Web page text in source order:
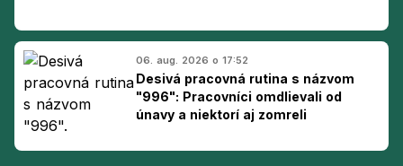
06. aug. 2026 o 17:52
Desivá pracovná rutina s názvom
"996": Pracovníci omdlievali od
únavy a niektorí aj zomreli